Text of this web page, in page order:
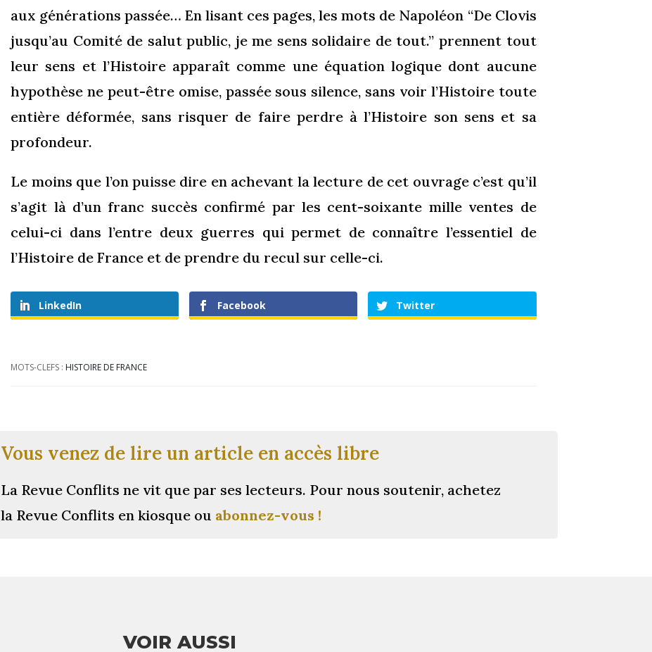
aux générations passée… En lisant ces pages, les mots de Napoléon “De Clovis
jusqu’au Comité de salut public, je me sens solidaire de tout.” prennent tout
leur sens et l’Histoire apparaît comme une équation logique dont aucune
hypothèse ne peut-être omise, passée sous silence, sans voir l’Histoire toute
entière déformée, sans risquer de faire perdre à l’Histoire son sens et sa
profondeur.
Le moins que l’on puisse dire en achevant la lecture de cet ouvrage c’est qu’il
s’agit là d’un franc succès confirmé par les cent-soixante mille ventes de
celui-ci dans l’entre deux guerres qui permet de connaître l’essentiel de
l’Histoire de France et de prendre du recul sur celle-ci.
LinkedIn Facebook Twitter
MOTS-CLEFS : HISTOIRE DE FRANCE
Vous venez de lire un article en accès libre
La Revue Conflits ne vit que par ses lecteurs. Pour nous soutenir, achetez
la Revue Conflits en kiosque ou abonnez-vous !
VOIR AUSSI